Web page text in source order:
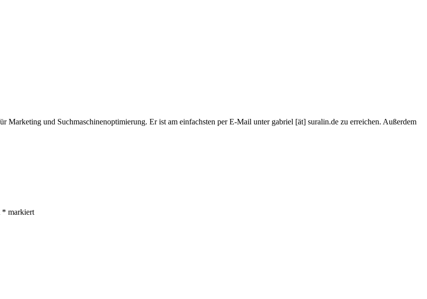
Marketing und Suchmaschinenoptimierung. Er ist am einfachsten per E-Mail unter gabriel [ät] suralin.de zu erreichen. Außerdem
* markiert